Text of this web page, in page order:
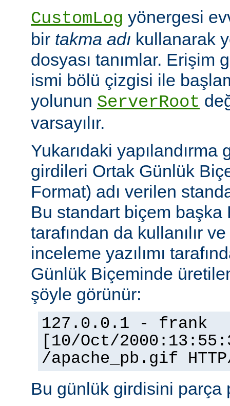
CustomLog yönergesi
bir takma adı kullanarak
dosyası tanımlar. Erişim
ismi bölü çizgisi ile
yolunun ServerRoot
varsayılır.
Yukarıdaki yapılandırma
girdileri Ortak Günlük
Format) adı verilen
Bu standart biçem başka
tarafından da kullanılır
inceleme yazılımı
Günlük Biçeminde
şöyle görünür:
127.0.0.1 - frank
[10/Oct/
/apache_pb.gif
Bu günlük girdisini parça